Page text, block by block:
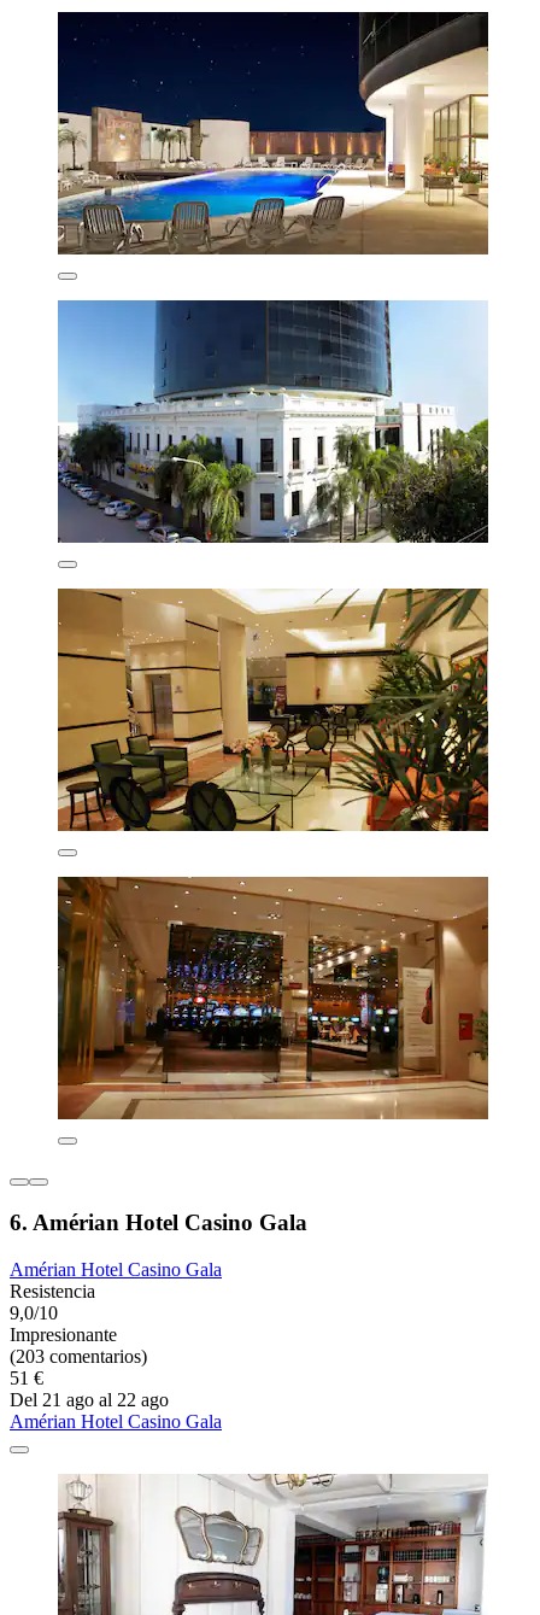
6. Amérian Hotel Casino Gala
Amérian Hotel Casino Gala
Resistencia
9,0/10
Impresionante
(203 comentarios)
51 €
Del 21 ago al 22 ago
Amérian Hotel Casino Gala